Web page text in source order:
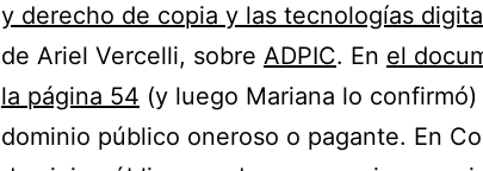
y derecho de copia y las tecnologías
de Ariel Vercelli, sobre ADPIC. En el
la página 54 (y luego Mariana lo
dominio público oneroso o pagante. En